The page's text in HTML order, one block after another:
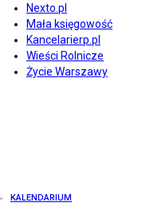
Nexto.pl
Mała księgowość
Kancelarierp.pl
Wieści Rolnicze
Życie Warszawy
KALENDARIUM